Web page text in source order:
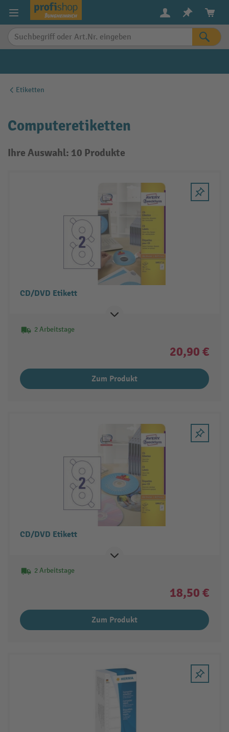
springen
Etiketten
Computeretiketten
Ihre Auswahl: 10 Produkte
CD/DVD Etikett
2 Arbeitstage
20,90 €
Zum Produkt
CD/DVD Etikett
2 Arbeitstage
18,50 €
Zum Produkt